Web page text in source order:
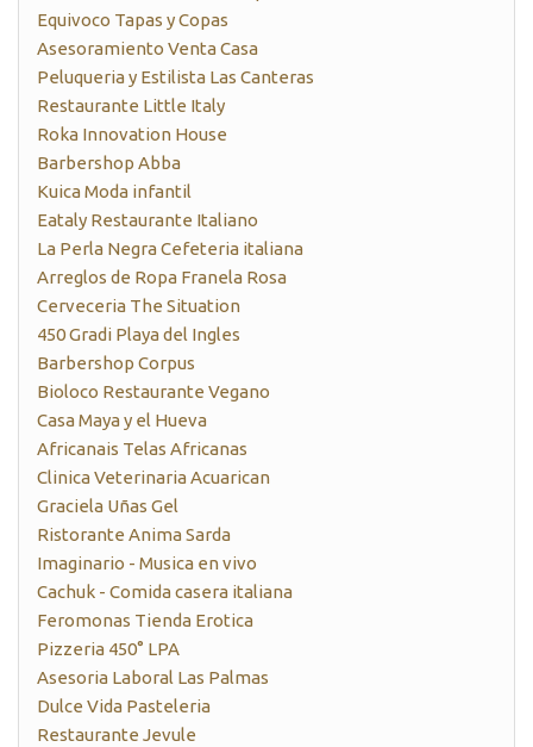
Equivoco Tapas y Copas
Asesoramiento Venta Casa
Peluqueria y Estilista Las Canteras
Restaurante Little Italy
Roka Innovation House
Barbershop Abba
Kuica Moda infantil
Eataly Restaurante Italiano
La Perla Negra Cefeteria italiana
Arreglos de Ropa Franela Rosa
Cerveceria The Situation
450 Gradi Playa del Ingles
Barbershop Corpus
Bioloco Restaurante Vegano
Casa Maya y el Hueva
Africanais Telas Africanas
Clinica Veterinaria Acuarican
Graciela Uñas Gel
Ristorante Anima Sarda
Imaginario - Musica en vivo
Cachuk - Comida casera italiana
Feromonas Tienda Erotica
Pizzeria 450° LPA
Asesoria Laboral Las Palmas
Dulce Vida Pasteleria
Restaurante Jevule